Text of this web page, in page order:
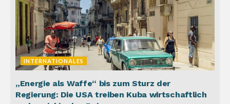
INTERNATIONALES
„Energie als Waffe“ bis zum Sturz der
Regierung: Die USA treiben Kuba wirtschaftlich